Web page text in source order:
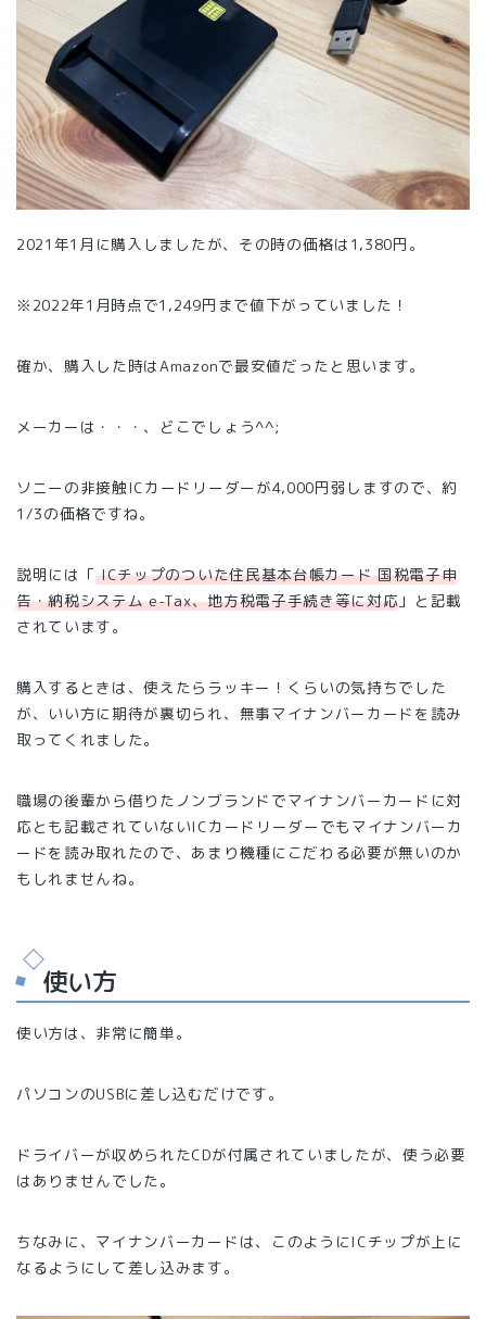
2021年1月に購入しましたが、その時の価格は1,380円。
※2022年1月時点で1,249円まで値下がっていました！
確か、購入した時はAmazonで最安値だったと思います。
メーカーは・・・、どこでしょう^^;
ソニーの非接触ICカードリーダーが4,000円弱しますので、約
1/3の価格ですね。
説明には「ICチップのついた住民基本台帳カード 国税電子申
告・納税システム e-Tax、地方税電子手続き等に対応 」と記載
されています。
購入するときは、使えたらラッキー！くらいの気持ちでした
が、いい方に期待が裏切られ、無事マイナンバーカードを読み
取ってくれました。
職場の後輩から借りたノンブランドでマイナンバーカードに対
応とも記載されていないICカードリーダーでもマイナンバーカ
ードを読み取れたので、あまり機種にこだわる必要が無いのか
もしれませんね。
使い方
使い方は、非常に簡単。
パソコンのUSBに差し込むだけです。
ドライバーが収められたCDが付属されていましたが、使う必要
はありませんでした。
ちなみに、マイナンバーカードは、このようにICチップが上に
なるようにして差し込みます。